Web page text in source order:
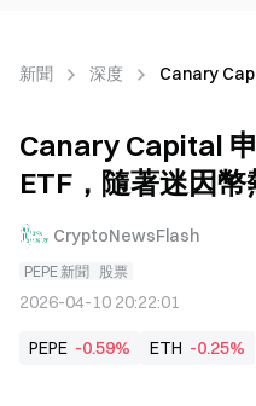
新聞 深度 Canary
Canary Capital
ETF，隨著迷因幣
CryptoNewsFlash
PEPE 新聞 股票
2026-04-10 20:22:01
PEPE -0.59% ETH -0.25%